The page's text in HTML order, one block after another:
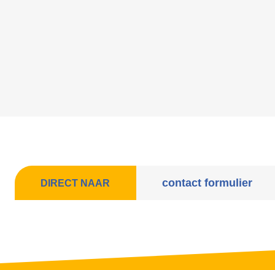
DIRECT NAAR contact formulier